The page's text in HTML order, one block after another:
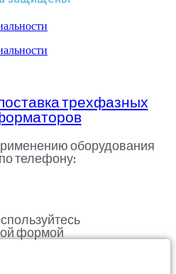
трехфазных
оборудования
телефону:
формой